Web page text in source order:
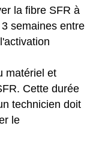
la fibre SFR à
semaines entre
matériel et
Cette durée
technicien doit
le